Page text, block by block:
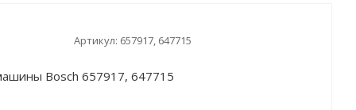
Артикул: 657917, 647715
Bosch 657917, 647715